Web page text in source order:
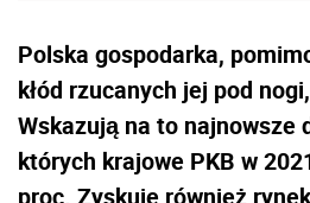
Polska gospodarka,
kłód rzucanych jej pod
Wskazują na to najnowsze
których krajowe PKB w
proc. Zyskuje również